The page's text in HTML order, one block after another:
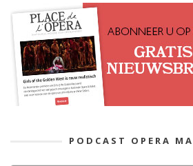
PODCAST OPERA